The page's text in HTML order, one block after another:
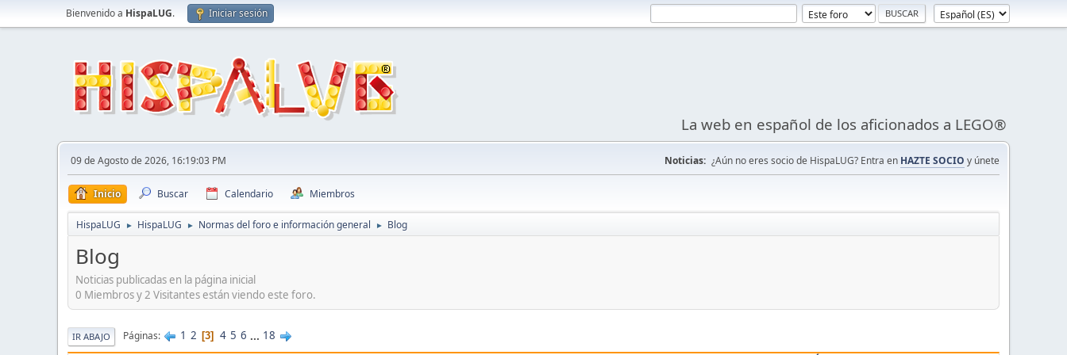
Bienvenido a HispaLUG. Iniciar sesión
La web en español de los aficionados a LEGO®
09 de Agosto de 2026, 16:19:03 PM Noticias: ¿Aún no eres socio de HispaLUG? Entra en HAZTE SOCIO y únete
Inicio Buscar Calendario Miembros
HispaLUG ► HispaLUG ► Normas del foro e información general ► Blog
Blog
Noticias publicadas en la página inicial
0 Miembros y 2 Visitantes están viendo este foro.
IR ABAJO Páginas 1 2 3 4 5 6 ... 18